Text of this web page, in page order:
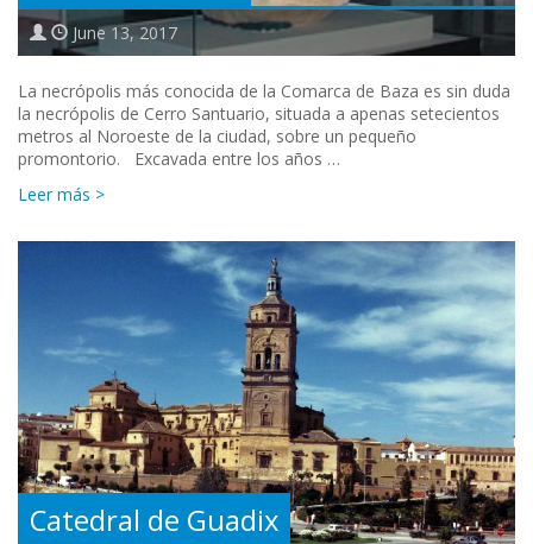
June 13, 2017
La necrópolis más conocida de la Comarca de Baza es sin duda
la necrópolis de Cerro Santuario, situada a apenas setecientos
metros al Noroeste de la ciudad, sobre un pequeño
promontorio. Excavada entre los años …
Leer más >
Catedral de Guadix